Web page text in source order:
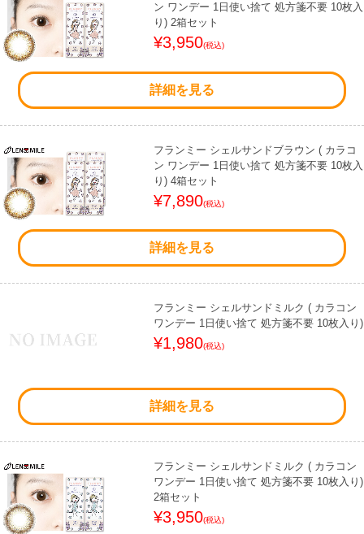
ン ワンデー 1日使い捨て 処方箋不要 10枚入
り) 2箱セット
¥3,950(税込)
詳細を見る
フランミー シェルサンドブラウン ( カラコ
ン ワンデー 1日使い捨て 処方箋不要 10枚入
り) 4箱セット
¥7,890(税込)
詳細を見る
フランミー シェルサンドミルク ( カラコン
ワンデー 1日使い捨て 処方箋不要 10枚入り)
¥1,980(税込)
詳細を見る
フランミー シェルサンドミルク ( カラコン
ワンデー 1日使い捨て 処方箋不要 10枚入り)
2箱セット
¥3,950(税込)